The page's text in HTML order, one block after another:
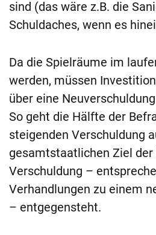
sind (das wäre z.B. die
Schuldaches, wenn es
Da die Spielräume im
werden, müssen
über eine
So geht die Hälfte der
steigenden Verschuldung
gesamtstaatlichen Ziel der
Verschuldung –
Verhandlungen zu einem
– entgegensteht.